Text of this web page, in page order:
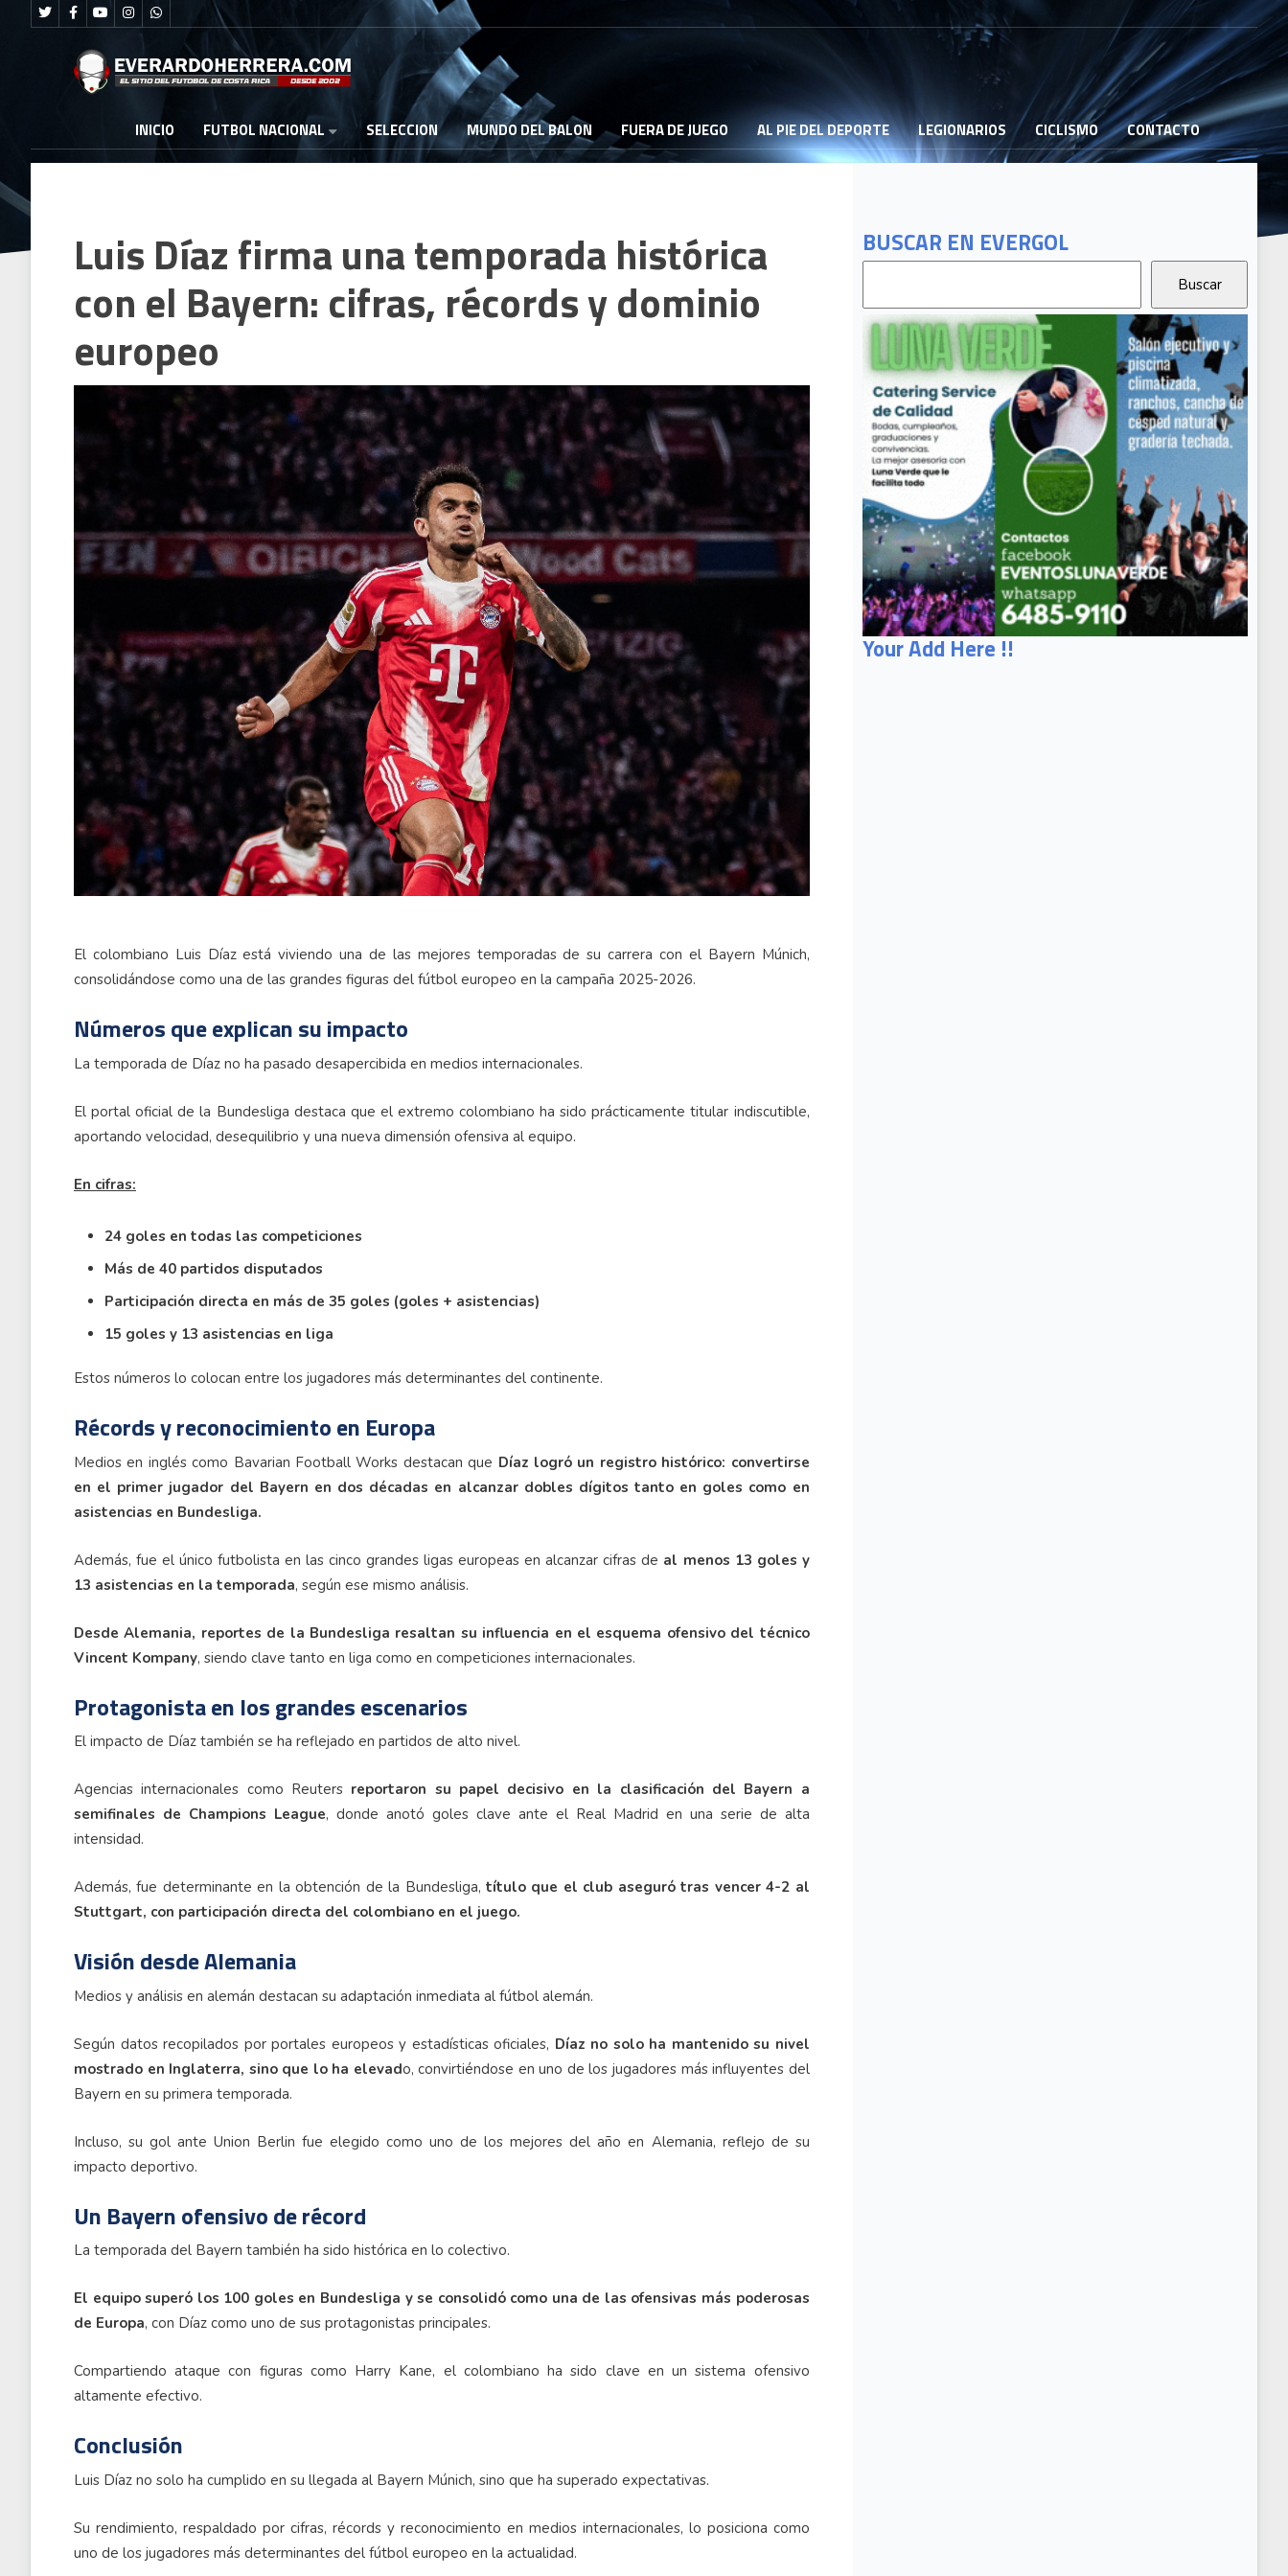
INICIO FUTBOL NACIONAL SELECCION MUNDO DEL BALON FUERA DE JUEGO AL PIE DEL DEPORTE LEGIONARIOS CICLISMO CONTACTO
BUSCAR EN EVERGOL
Your Add Here !!
Luis Díaz firma una temporada histórica
con el Bayern: cifras, récords y dominio
europeo
El colombiano Luis Díaz está viviendo una de las mejores temporadas de su carrera con el Bayern Múnich,
consolidándose como una de las grandes figuras del fútbol europeo en la campaña 2025-2026.
Números que explican su impacto
La temporada de Díaz no ha pasado desapercibida en medios internacionales.
El portal oficial de la Bundesliga destaca que el extremo colombiano ha sido prácticamente titular indiscutible,
aportando velocidad, desequilibrio y una nueva dimensión ofensiva al equipo.
En cifras:
24 goles en todas las competiciones
Más de 40 partidos disputados
Participación directa en más de 35 goles (goles + asistencias)
15 goles y 13 asistencias en liga
Estos números lo colocan entre los jugadores más determinantes del continente.
Récords y reconocimiento en Europa
Medios en inglés como Bavarian Football Works destacan que Díaz logró un registro histórico: convertirse
en el primer jugador del Bayern en dos décadas en alcanzar dobles dígitos tanto en goles como en
asistencias en Bundesliga.
Además, fue el único futbolista en las cinco grandes ligas europeas en alcanzar cifras de al menos 13 goles y
13 asistencias en la temporada, según ese mismo análisis.
Desde Alemania, reportes de la Bundesliga resaltan su influencia en el esquema ofensivo del técnico
Vincent Kompany, siendo clave tanto en liga como en competiciones internacionales.
Protagonista en los grandes escenarios
El impacto de Díaz también se ha reflejado en partidos de alto nivel.
Agencias internacionales como Reuters reportaron su papel decisivo en la clasificación del Bayern a
semifinales de Champions League, donde anotó goles clave ante el Real Madrid en una serie de alta
intensidad.
Además, fue determinante en la obtención de la Bundesliga,título que el club aseguró tras vencer 4-2 al
Stuttgart, con participación directa del colombiano en el juego.
Visión desde Alemania
Medios y análisis en alemán destacan su adaptación inmediata al fútbol alemán.
Según datos recopilados por portales europeos y estadísticas oficiales, Díaz no solo ha mantenido su nivel
mostrado en Inglaterra, sino que lo ha elevado, convirtiéndose en uno de los jugadores más influyentes del
Bayern en su primera temporada.
Incluso, su gol ante Union Berlin fue elegido como uno de los mejores del año en Alemania, reflejo de su
impacto deportivo.
Un Bayern ofensivo de récord
La temporada del Bayern también ha sido histórica en lo colectivo.
El equipo superó los 100 goles en Bundesliga y se consolidó como una de las ofensivas más poderosas
de Europa, con Díaz como uno de sus protagonistas principales.
Compartiendo ataque con figuras como Harry Kane, el colombiano ha sido clave en un sistema ofensivo
altamente efectivo.
Conclusión
Luis Díaz no solo ha cumplido en su llegada al Bayern Múnich, sino que ha superado expectativas.
Su rendimiento, respaldado por cifras, récords y reconocimiento en medios internacionales, lo posiciona como
uno de los jugadores más determinantes del fútbol europeo en la actualidad.